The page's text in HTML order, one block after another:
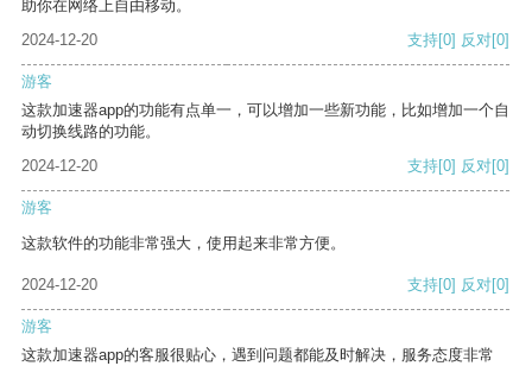
助你在网络上自由移动。
2024-12-20
支持[0] 反对[0]
游客
这款加速器app的功能有点单一，可以增加一些新功能，比如增加一个自
动切换线路的功能。
2024-12-20
支持[0] 反对[0]
游客
这款软件的功能非常强大，使用起来非常方便。
2024-12-20 支持[0] 反对[0]
游客
这款加速器app的客服很贴心，遇到问题都能及时解决，服务态度非常